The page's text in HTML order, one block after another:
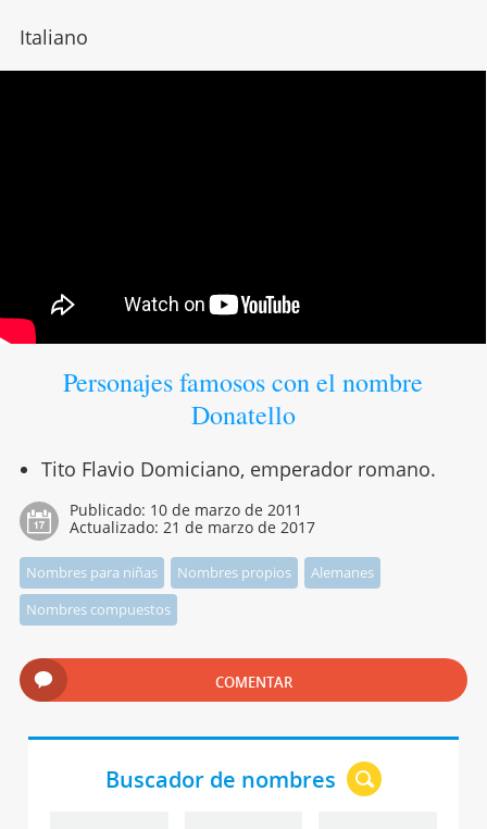
Italiano
Personajes famosos con el nombre
Donatello
Tito Flavio Domiciano, emperador romano.
Publicado: 10 de marzo de 2011
Actualizado: 21 de marzo de 2017
Nombres para niñas Nombres propios
Alemanes
Nombres compuestos
COMENTAR
Buscador de nombres